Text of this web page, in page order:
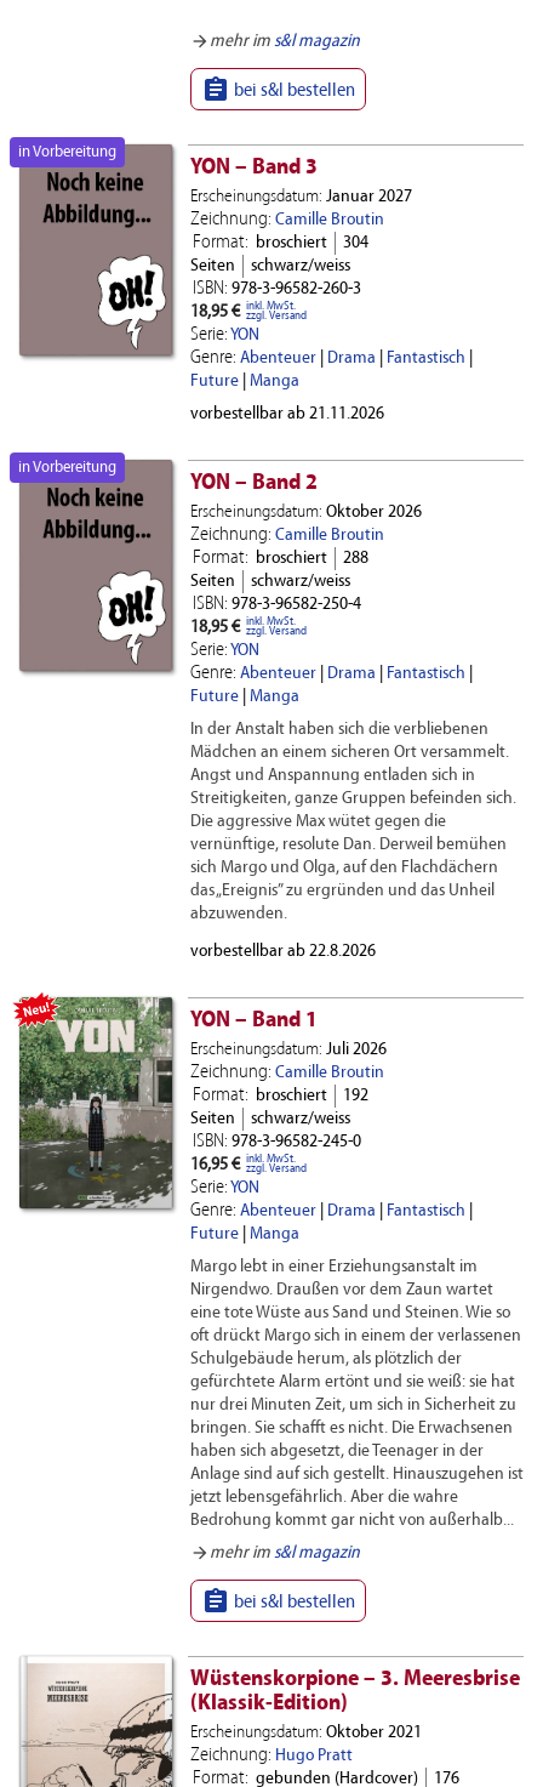
arrow_forward mehr im s&l magazin
 bei s&l bestellen
in Vorbereitung
YON – Band 3
Erscheinungsdatum: Januar 2027
Zeichnung: Camille Broutin
Format: broschiert
304
Seiten
schwarz/weiss
ISBN: 978-3-96582-260-3
18,95 € inkl. MwSt.
zzgl. Versand
Serie: YON
Genre: Abenteuer| Drama Fantastisch
Future| Manga
vorbestellbar ab 21.11.2026
in Vorbereitung
YON – Band 2
Erscheinungsdatum: Oktober 2026
Zeichnung: Camille Broutin
Format: broschiert
288
Seiten
schwarz/weiss
ISBN: 978-3-96582-250-4
18,95 € inkl. MwSt.
zzgl. Versand
Serie: YON
Genre: Abenteuer| Drama Fantastisch
Future| Manga
In der Anstalt haben sich die verbliebenen
Mädchen an einem sicheren Ort versammelt.
Angst und Anspannung entladen sich in
Streitigkeiten, ganze Gruppen befeinden sich.
Die aggressive Max wütet gegen die
vernünftige, resolute Dan. Derweil bemühen
sich Margo und Olga, auf den Flachdächern
das „Ereignis” zu ergründen und das Unheil
abzuwenden.
vorbestellbar ab 22.8.2026
NEU
YON – Band 1
Erscheinungsdatum: Juli 2026
Zeichnung: Camille Broutin
Format: broschiert
192
Seiten
schwarz/weiss
ISBN: 978-3-96582-245-0
16,95 € inkl. MwSt.
zzgl. Versand
Serie: YON
Genre: Abenteuer| Drama Fantastisch
Future| Manga
Margo lebt in einer Erziehungsanstalt im
Nirgendwo. Draußen vor dem Zaun wartet
eine tote Wüste aus Sand und Steinen. Wie so
oft drückt Margo sich in einem der verlassenen
Schulgebäude herum, als plötzlich der
gefürchtete Alarm ertönt und sie weiß: sie hat
nur drei Minuten Zeit, um sich in Sicherheit zu
bringen. Sie schafft es nicht. Die Erwachsenen
haben sich abgesetzt, die Teenager in der
Anlage sind auf sich gestellt. Hinauszugehen ist
jetzt lebensgefährlich. Aber die wahre
Bedrohung kommt gar nicht von außerhalb...
arrow_forward mehr im s&l magazin
 bei s&l bestellen
Wüstenskorpione – 3. Meeresbrise
(Klassik-Edition)
Erscheinungsdatum: Oktober 2021
Zeichnung: Hugo Pratt
Format: gebunden (Hardcover) 176